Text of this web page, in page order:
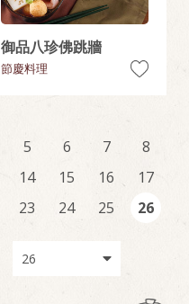
御品八珍佛跳牆
節慶料理
5 6 7
8
14 15 16
17
23 24 25
26